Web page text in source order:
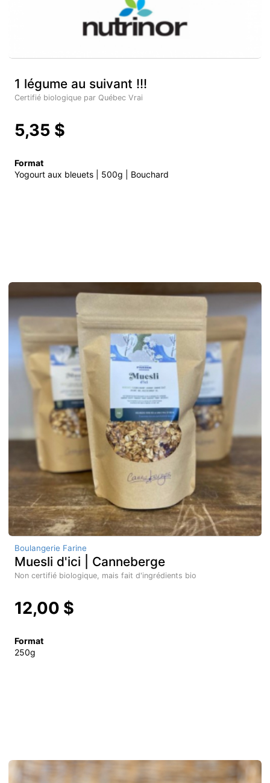
1 légume au suivant !!!
Certifié biologique par Québec Vrai
5,35 $
Format
Yogourt aux bleuets | 500g | Bouchard
Boulangerie Farine
Muesli d'ici | Canneberge
Non certifié biologique, mais fait d'ingrédients bio
12,00 $
Format
250g